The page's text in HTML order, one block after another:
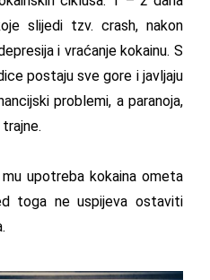
slijedi tzv. crash, nakon
i vraćanje kokainu. S
postaju sve gore i javljaju
problemi, a paranoja,
upotreba kokaina ometa
toga ne uspijeva ostaviti